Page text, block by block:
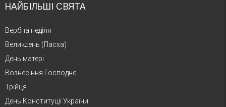
НАЙБІЛЬШІ СВЯТА
Вербна неділя
Великдень (Пасха)
День матері
Вознесіння Господнє
Трійця
День Конституції України